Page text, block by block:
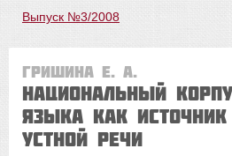
Выпуск №3/2008
Гришина Е. А.
Национальный
языка как
устной речи